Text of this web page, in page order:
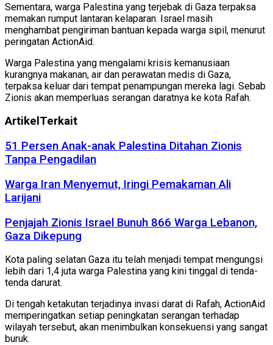
Sementara, warga Palestina yang terjebak di Gaza terpaksa
memakan rumput lantaran kelaparan. Israel masih
menghambat pengiriman bantuan kepada warga sipil, menurut
peringatan ActionAid.
Warga Palestina yang mengalami krisis kemanusiaan
kurangnya makanan, air dan perawatan medis di Gaza,
terpaksa keluar dari tempat penampungan mereka lagi. Sebab
Zionis akan memperluas serangan daratnya ke kota Rafah.
Artikel Terkait
51 Persen Anak-anak Palestina Ditahan Zionis
Tanpa Pengadilan
Warga Iran Menyemut, Iringi Pemakaman Ali
Larijani
Penjajah Zionis Israel Bunuh 866 Warga Lebanon,
Gaza Dikepung
Kota paling selatan Gaza itu telah menjadi tempat mengungsi
lebih dari 1,4 juta warga Palestina yang kini tinggal di tenda-
tenda darurat.
Di tengah ketakutan terjadinya invasi darat di Rafah, ActionAid
memperingatkan setiap peningkatan serangan terhadap
wilayah tersebut, akan menimbulkan konsekuensi yang sangat
buruk.